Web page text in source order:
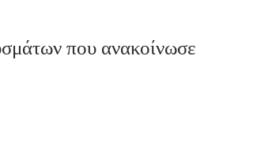
που ανακοίνωσε